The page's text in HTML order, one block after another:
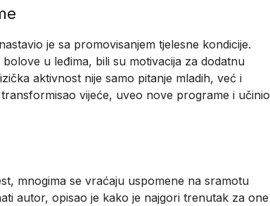
je sa promovisanjem tjelesne kondicije.
u leđima, bili su motivacija za dodatnu
aktivnost nije samo pitanje mladih, već i
vijeće, uveo nove programe i učinio
mnogima se vraćaju uspomene na sramotu
autor, opisao je kako je najgori trenutak za one